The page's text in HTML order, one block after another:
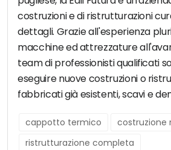
costruzioni e di ristrutturazioni
dettagli. Grazie all'esperienza
macchine ed attrezzature
team di professionisti qualificati
eseguire nuove costruzioni o
fabbricati già esistenti, scavi e
cappotto termico
costruzione
ristrutturazione completa